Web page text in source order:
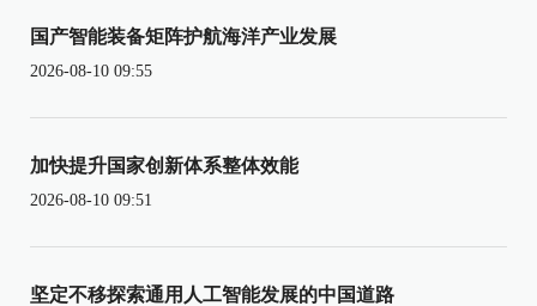
国产智能装备矩阵护航海洋产业发展
2026-08-10 09:55
加快提升国家创新体系整体效能
2026-08-10 09:51
坚定不移探索通用人工智能发展的中国道路